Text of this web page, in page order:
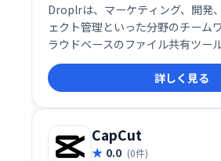
Droplrは、マーケティング、開発
ェクト管理といった分野のチーム
ラウドベースのファイル共有ツー
チャ、メモ作成、URL短縮、ファ
能に加え、分析機能も提供。リモ
な共同作業を支援し、生産性向上
ムのコミュニケーション効率を大
業に最適です。
詳しく見る
CapCut
0.0 (0件)